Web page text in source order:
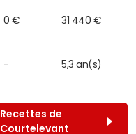
0 € 31 440 €
- 5,3 an(s)
Recettes de
Courtelevant